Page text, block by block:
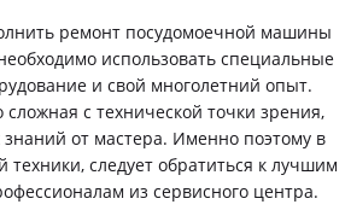
ремонт посудомоечной машины
использовать специальные
и свой многолетний опыт.
сложная с технической точки зрения,
знаний от мастера. Именно поэтому в
техники, следует обратиться к лучшим
из сервисного центра.